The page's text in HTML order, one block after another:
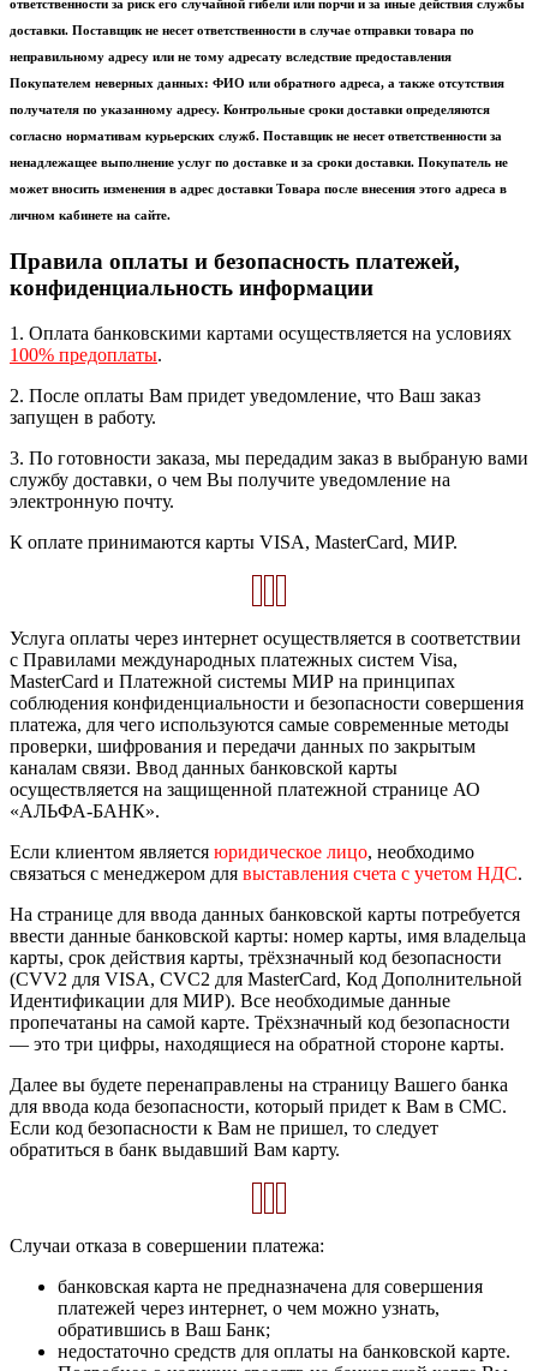
ответственности за риск его случайной гибели или порчи и за иные действия службы
доставки. Поставщик не несет ответственности в случае отправки товара по
неправильному адресу или не тому адресату вследствие предоставления
Покупателем неверных данных: ФИО или обратного адреса, а также отсутствия
получателя по указанному адресу. Контрольные сроки доставки определяются
согласно нормативам курьерских служб. Поставщик не несет ответственности за
ненадлежащее выполнение услуг по доставке и за сроки доставки. Покупатель не
может вносить изменения в адрес доставки Товара после внесения этого адреса в
личном кабинете на сайте.
Правила оплаты и безопасность платежей,
конфиденциальность информации
1. Оплата банковскими картами осуществляется на условиях
100% предоплаты.
2. После оплаты Вам придет уведомление, что Ваш заказ
запущен в работу.
3. По готовности заказа, мы передадим заказ в выбраную вами
службу доставки, о чем Вы получите уведомление на
электронную почту.
К оплате принимаются карты VISA, MasterCard, МИР.
Услуга оплаты через интернет осуществляется в соответствии
с Правилами международных платежных систем Visa,
MasterCard и Платежной системы МИР на принципах
соблюдения конфиденциальности и безопасности совершения
платежа, для чего используются самые современные методы
проверки, шифрования и передачи данных по закрытым
каналам связи. Ввод данных банковской карты
осуществляется на защищенной платежной странице АО
«АЛЬФА-БАНК».
Если клиентом является юридическое лицо, необходимо
связаться с менеджером для выставления счета с учетом НДС.
На странице для ввода данных банковской карты потребуется
ввести данные банковской карты: номер карты, имя владельца
карты, срок действия карты, трёхзначный код безопасности
(CVV2 для VISA, CVC2 для MasterCard, Код Дополнительной
Идентификации для МИР). Все необходимые данные
пропечатаны на самой карте. Трёхзначный код безопасности
— это три цифры, находящиеся на обратной стороне карты.
Далее вы будете перенаправлены на страницу Вашего банка
для ввода кода безопасности, который придет к Вам в СМС.
Если код безопасности к Вам не пришел, то следует
обратиться в банк выдавший Вам карту.
Случаи отказа в совершении платежа:
банковская карта не предназначена для совершения
платежей через интернет, о чем можно узнать,
обратившись в Ваш Банк;
недостаточно средств для оплаты на банковской карте.